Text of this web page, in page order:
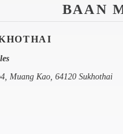
BAAN
Muang Kao, 64120 Sukhothai